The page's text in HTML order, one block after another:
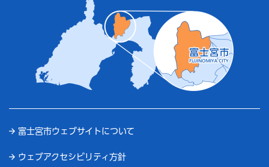
富士宮市ウェブサイトについて
ウェブアクセシビリティ方針